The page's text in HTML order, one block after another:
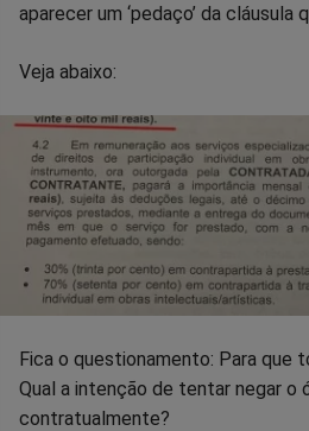
aparecer um ‘pedaço’ da
Veja abaixo:
Fica o questionamento: Para que
Qual a intenção de tentar negar o
contratualmente?